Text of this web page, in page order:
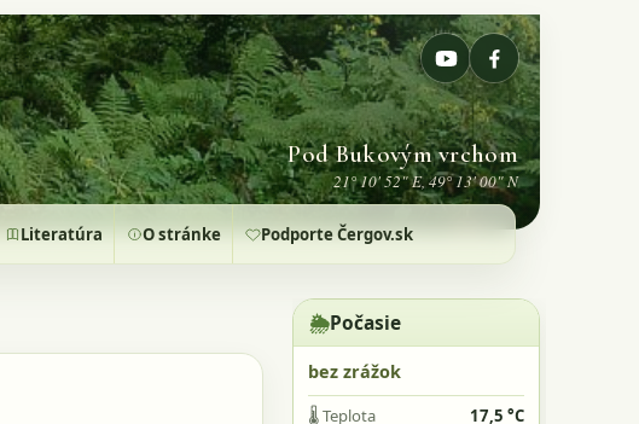
Pod Bukovým vrchom
21° 10' 52" E, 49° 13' 00" N
Literatúra O stránke Podporte Čergov.sk
🌦️Počasie
bez zrážok
🌡️Teplota
17,5 °C